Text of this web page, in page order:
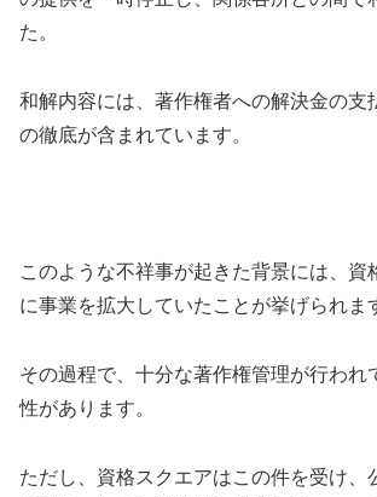
た。
和解内容には、著作権者への解決金の支
の徹底が含まれています。
このような不祥事が起きた背景には、資
に事業を拡大していたことが挙げられま
その過程で、十分な著作権管理が行われ
性があります。
ただし、資格スクエアはこの件を受け、